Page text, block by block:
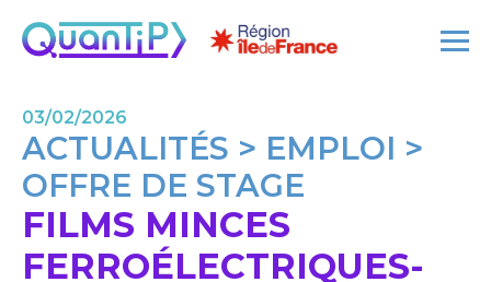
03/02/2026
ACTUALITÉS > EMPLOI >
OFFRE DE STAGE
FILMS MINCES
FERROÉLECTRIQUES-